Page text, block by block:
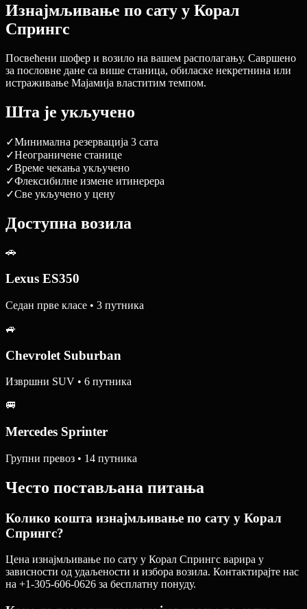
Изнајмљивање по сату у Корал
Спрингс
Посвећени шофер и возило на вашем располагању. Савршено
за пословне дане са више станица, обиласке некретнина или
истраживање Мајамија властитим темпом.
Шта је укључено
✓Минимална резервација 3 сата
✓Неограничене станице
✓Време чекања укључено
✓Флексибилне измене итинерера
✓Све укључено у цену
Доступна возила
🚗
Lexus ES350
Седан прве класе • 3 путника
🚙
Chevrolet Suburban
Извршни SUV • 6 путника
🚐
Mercedes Sprinter
Групни превоз • 14 путника
Често постављана питања
Колико кошта изнајмљивање по сату у Корал
Спрингс?
Цена изнајмљивање по сату у Корал Спрингс варира у
зависности од удаљености и избора возила. Контактирајте нас
на +1-305-606-0626 за бесплатну понуду.